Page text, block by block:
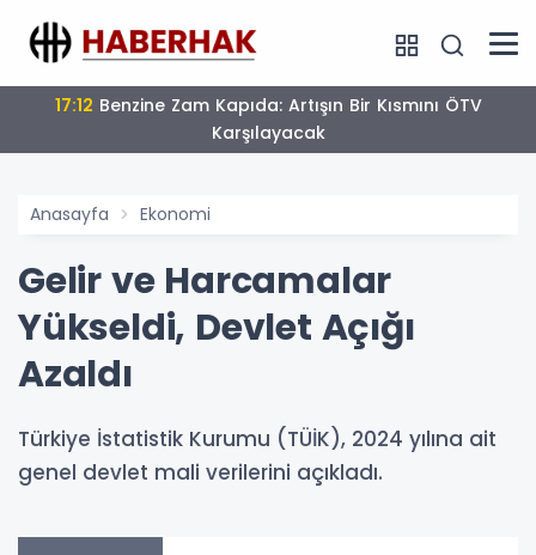
17:12
Karşılayacak
Anasayfa Ekonomi
Gelir ve Harcamalar
Yükseldi, Devlet Açığı
Azaldı
Türkiye İstatistik Kurumu (TÜİK), 2024 yılına ait
genel devlet mali verilerini açıkladı.